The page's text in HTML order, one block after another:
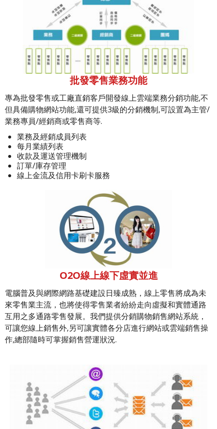
批發零售業務功能
專為批發零售或工廠直銷客戶開發線上雲端業務分銷功能,不
但具備購物網站功能,還可提供3級的分銷機制,可設置為主管/
業務專員/經銷商或零售商等.
業務及經銷成員列表
每月業績列表
收款及運送管理機制
訂單/庫存管理
線上金流及信用卡刷卡服務
O2O線上線下虛實並進
電腦普及與網際網路基礎建設日臻成熟，線上零售將成為未
來零售業主流，也將使得零售業者紛紛走向虛擬和實體通路
互用之多通路零售發展。我們提供分銷購物銷售網站系統，
可讓您線上銷售外,另可讓實體各分店進行網站或雲端銷售操
作,總部隨時可掌握銷售營運狀況.